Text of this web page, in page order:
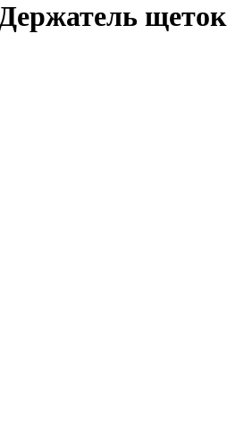
щеток